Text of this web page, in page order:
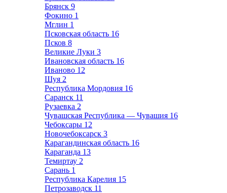
Брянск 9
Фокино 1
Мглин 1
Псковская область 16
Псков 8
Великие Луки 3
Ивановская область 16
Иваново 12
Шуя 2
Республика Мордовия 16
Саранск 11
Рузаевка 2
Чувашская Республика — Чувашия 16
Чебоксары 12
Новочебоксарск 3
Карагандинская область 16
Караганда 13
Темиртау 2
Сарань 1
Республика Карелия 15
Петрозаводск 11